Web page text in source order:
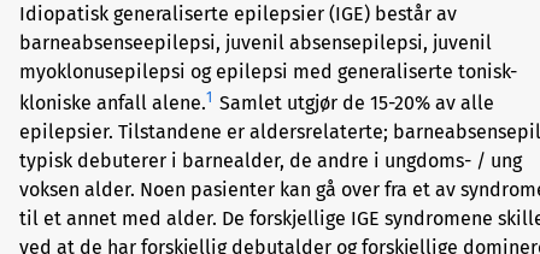
Tidligere versjoner
Foreslå endringer/gi kommentarer
Idiopatisk generaliserte epilepsier (IGE) består av
barneabsenseepilepsi, juvenil absensepilepsi, juvenil
myoklonusepilepsi og epilepsi med generaliserte tonisk-
kloniske anfall alene.1 Samlet utgjør de 15-20% av alle
epilepsier. Tilstandene er aldersrelaterte;
typisk debuterer i barnealder, de andre i ungdoms- / ung
voksen alder. Noen pasienter kan gå over fra et av
til et annet med alder. De forskjellige IGE syndromene
ved at de har forskjellig debutalder og forskjellige